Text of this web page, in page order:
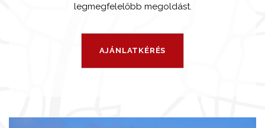
legmegfelelőbb megoldást.